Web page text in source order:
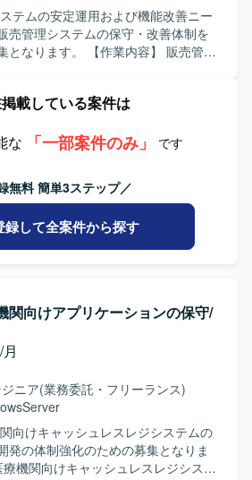
テムの安定運用および機能改善ニー
売管理システムの保守・改善体制を
作業内容】 販売管理
をお任せいたします。既存機能の改
状を
や課題解決に取り組んでいただける
既存システムの保守・改善業務に対
方にマッチする環境です。 【ポジ
なる販売管理システムに長期的に関
と技術スキルの両面を深めていただ
システムの開発・保守環境となりま
載している案件は
な
「一部案件のみ」 です
無料 簡単3ステップ／
録して全案件から探す
関向けアプリケーションの保守/
ニア(業務委託・フリーランス)
向けキャッシュレスレジシステムの
発の体制強化のための募集となりま